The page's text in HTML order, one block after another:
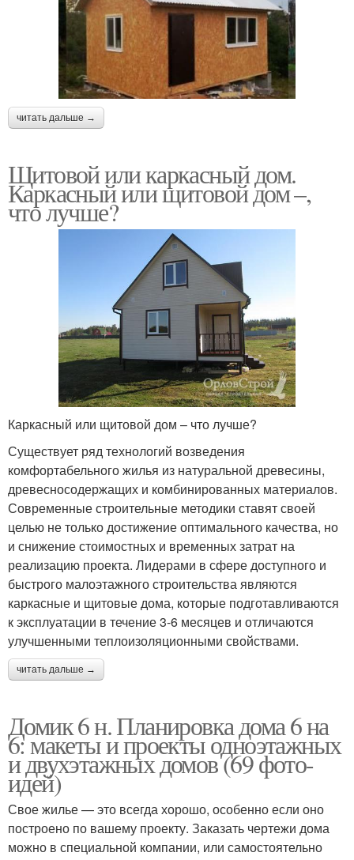
читать дальше →
Щитовой или каркасный дом.
Каркасный или щитовой дом –,
что лучше?
Каркасный или щитовой дом – что лучше?
Существует ряд технологий возведения
комфортабельного жилья из натуральной древесины,
древесносодержащих и комбинированных материалов.
Современные строительные методики ставят своей
целью не только достижение оптимального качества, но
и снижение стоимостных и временных затрат на
реализацию проекта. Лидерами в сфере доступного и
быстрого малоэтажного строительства являются
каркасные и щитовые дома, которые подготавливаются
к эксплуатации в течение 3-6 месяцев и отличаются
улучшенными теплоизоляционными свойствами.
читать дальше →
Домик 6 н. Планировка дома 6 на
6: макеты и проекты одноэтажных
и двухэтажных домов (69 фото-
идей)
Свое жилье — это всегда хорошо, особенно если оно
построено по вашему проекту. Заказать чертежи дома
можно в специальной компании, или самостоятельно